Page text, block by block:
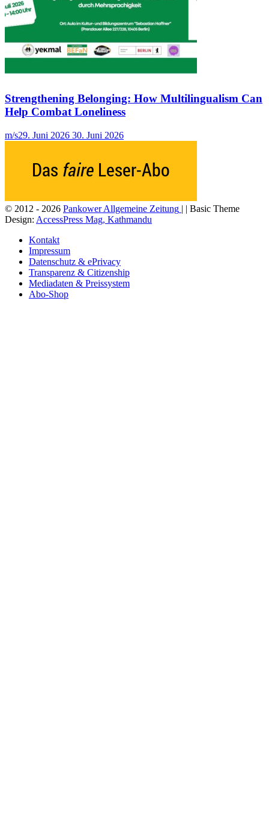
Strengthening Belonging: How Multilingualism Can
Help Combat Loneliness
m/s29. Juni 2026 30. Juni 2026
© 2012 - 2026 Pankower Allgemeine Zeitung | | Basic Theme
Design: AccessPress Mag, Kathmandu
Kontakt
Impressum
Datenschutz & ePrivacy
Transparenz & Citizenship
Mediadaten & Preissystem
Abo-Shop